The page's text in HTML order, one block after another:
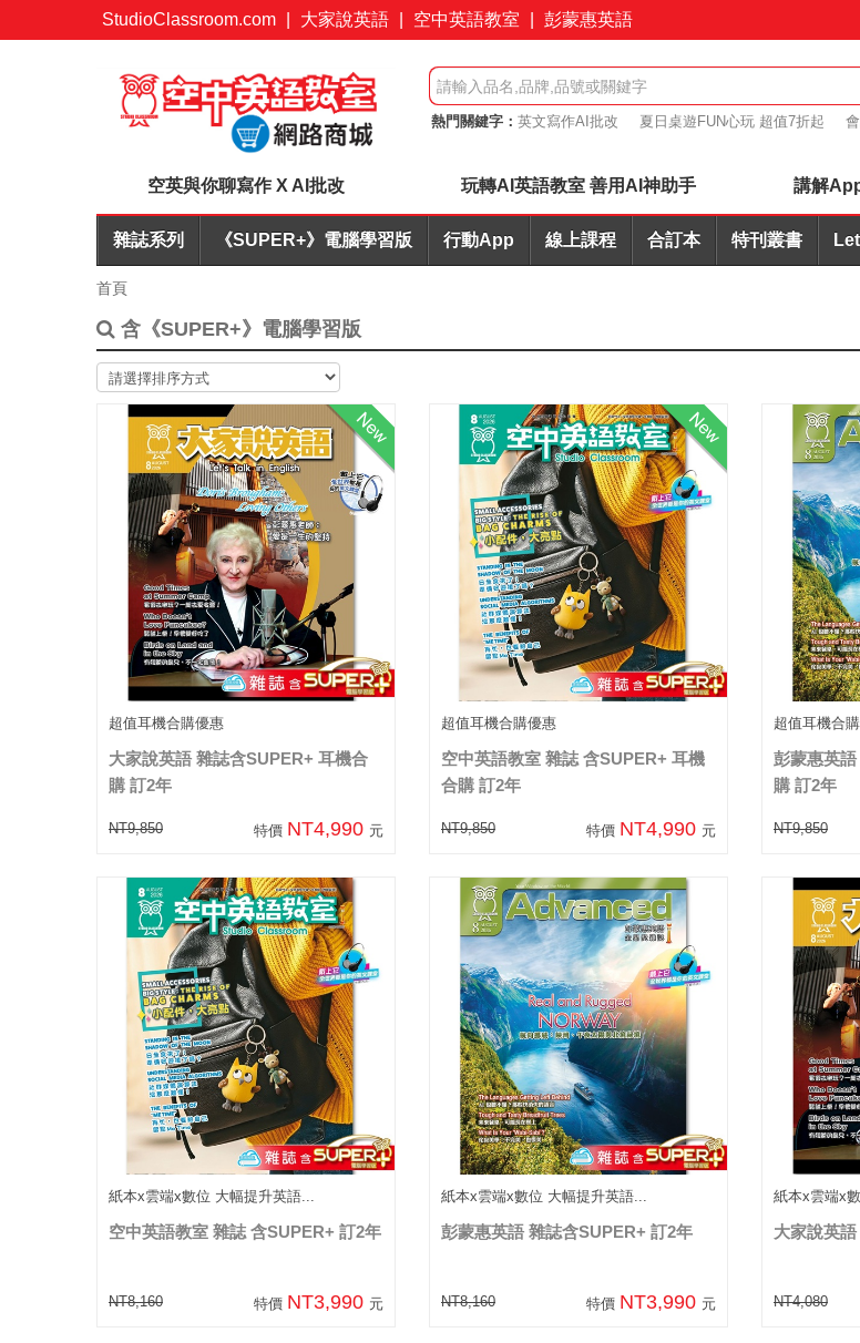
StudioClassroom.com 大家說英語 空中英語教室 彭蒙惠英語
熱門關鍵字： 英文寫作AI批改 夏日桌遊FUN心玩 超值7折起
空英與你聊寫作 X AI批改 玩轉AI英語教室 善用AI神助手 講解
雜誌系列 《SUPER+》電腦學習版 行動App 線上課程 合訂本 特刊叢書
首頁
含《SUPER+》電腦學習版
超值耳機合購優惠
大家說英語 雜誌含SUPER+ 耳機合
購 訂2年
NT9,850 特價 NT4,990 元
超值耳機合購優惠
空中英語教室 雜誌 含SUPER+ 耳機
合購 訂2年
NT9,850 特價 NT4,990 元
超值耳機合
彭蒙惠英
購 訂2年
NT9,850
紙本x雲端x數位 大幅提升英語...
空中英語教室 雜誌 含SUPER+ 訂2年
NT8,160 特價 NT3,990 元
紙本x雲端x數位 大幅提升英語...
彭蒙惠英語 雜誌含SUPER+ 訂2年
NT8,160 特價 NT3,990 元
紙本x雲端x
大家說英
NT4,080